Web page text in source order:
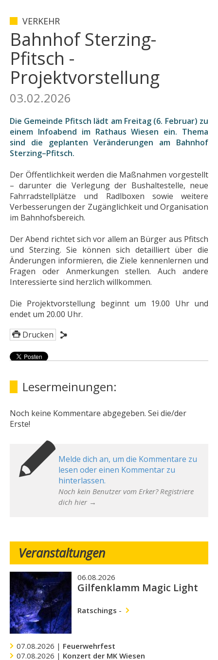
VERKEHR
Bahnhof Sterzing-
Pfitsch -
Projektvorstellung
03.02.2026
Die Gemeinde Pfitsch lädt am Freitag (6. Februar) zu
einem Infoabend im Rathaus Wiesen ein. Thema
sind die geplanten Veränderungen am Bahnhof
Sterzing–Pfitsch.
Der Öffentlichkeit werden die Maßnahmen vorgestellt
– darunter die Verlegung der Bushaltestelle, neue
Fahrradstellplätze und Radlboxen sowie weitere
Verbesserungen der Zugänglichkeit und Organisation
im Bahnhofsbereich.
Der Abend richtet sich vor allem an Bürger aus Pfitsch
und Sterzing. Sie können sich detailliert über die
Änderungen informieren, die Ziele kennenlernen und
Fragen oder Anmerkungen stellen. Auch andere
Interessierte sind herzlich willkommen.
Die Projektvorstellung beginnt um 19.00 Uhr und
endet um 20.00 Uhr.
Drucken
Lesermeinungen:
Noch keine Kommentare abgegeben. Sei die/der
Erste!
Melde dich an, um die Kommentare zu
lesen oder einen Kommentar zu
hinterlassen.
Noch kein Benutzer vom Erker? Registriere
dich hier →
Veranstaltungen
06.08.2026
Gilfenklamm Magic Light
Ratschings -
07.08.2026 | Feuerwehrfest
07.08.2026 | Konzert der MK Wiesen